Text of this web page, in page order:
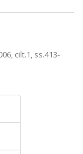
cilt.1, ss.413-